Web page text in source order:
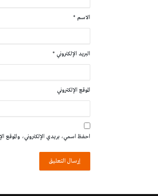
الاسم *
البريد الإلكتروني *
الموقع الإلكتروني
احفظ اسمي، بريدي الإلكتروني، والموقع